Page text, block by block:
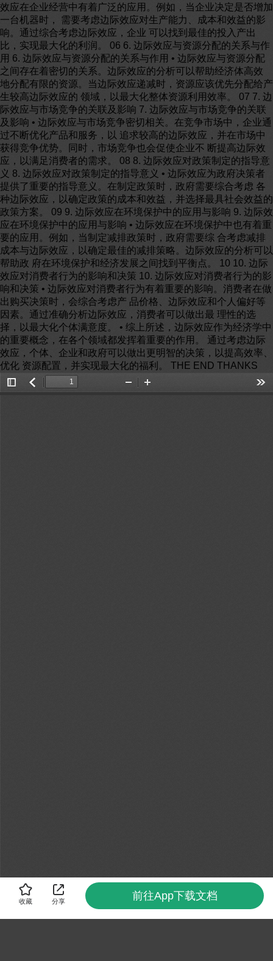
效应在企业经营中有着广泛的应用。例如，当企业决定是否增加
一台机器时， 需要考虑边际效应对生产能力、成本和效益的影
响。通过综合考虑边际效应，企业 可以找到最佳的投入产出
比，实现最大化的利润。 06 6. 边际效应与资源分配的关系与作
用 6. 边际效应与资源分配的关系与作用 • 边际效应与资源分配
之间存在着密切的关系。边际效应的分析可以帮助经济体高效
地分配有限的资源。当边际效应递减时，资源应该优先分配给产
生较高边际效应的 领域，以最大化整体资源利用效率。 07 7. 边
际效应与市场竞争的关联及影响 7. 边际效应与市场竞争的关联
及影响 • 边际效应与市场竞争密切相关。在竞争市场中，企业通
过不断优化产品和服务，以 追求较高的边际效应，并在市场中
获得竞争优势。同时，市场竞争也会促使企业不 断提高边际效
应，以满足消费者的需求。 08 8. 边际效应对政策制定的指导意
义 8. 边际效应对政策制定的指导意义 • 边际效应为政府决策者
提供了重要的指导意义。在制定政策时，政府需要综合考虑 各
种边际效应，以确定政策的成本和效益，并选择最具社会效益的
政策方案。 09 9. 边际效应在环境保护中的应用与影响 9. 边际效
应在环境保护中的应用与影响 • 边际效应在环境保护中也有着重
要的应用。例如，当制定减排政策时，政府需要综 合考虑减排
成本与边际效应，以确定最佳的减排策略。边际效应的分析可以
帮助政 府在环境保护和经济发展之间找到平衡点。 10 10. 边际
效应对消费者行为的影响和决策 10. 边际效应对消费者行为的影
响和决策 • 边际效应对消费者行为有着重要的影响。消费者在做
出购买决策时，会综合考虑产 品价格、边际效应和个人偏好等
因素。通过准确分析边际效应，消费者可以做出最 理性的选
择，以最大化个体满意度。 • 综上所述，边际效应作为经济学中
的重要概念，在各个领域都发挥着重要的作用。 通过考虑边际
效应，个体、企业和政府可以做出更明智的决策，以提高效率、
优化 资源配置，并实现最大化的福利。 THE END THANKS
Toggle返
Zoom
收藏 分享 前往App下载文档